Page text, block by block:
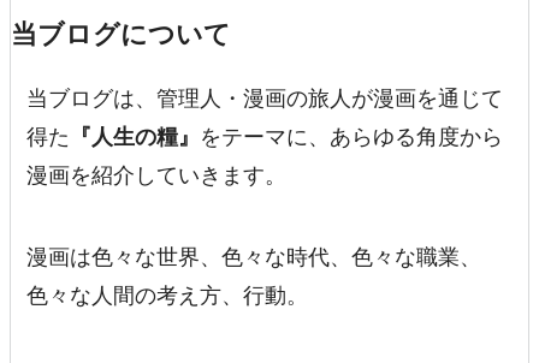
当ブログについて
当ブログは、管理人・漫画の旅人が漫画を通じて
得た
『人生の糧』 をテーマに、あらゆる角度から
漫画を紹介していきます。
漫画は色々な世界、色々な時代、色々な職業、
色々な人間の考え方、行動。